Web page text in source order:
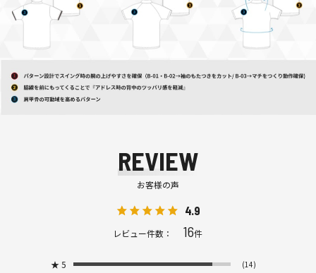
REVIEW
お客様の声
4.9
レビュー件数： 16件
★ 5 (14)